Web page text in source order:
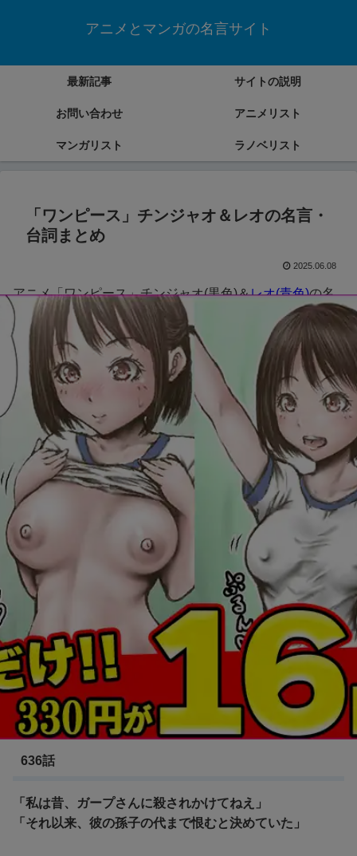
アニメとマンガの名言サイト
最新記事 サイトの説明
お問い合わせ アニメリスト
マンガリスト ラノベリスト
「ワンピース」チンジャオ＆レオの名言・
台詞まとめ
2025.06.08
アニメ「ワンピース」チンジャオ(黒色)＆レオ(青色)の名
言・台詞をまとめていきます。
ワンピース ドレスローザ編
636話
「私は昔、ガープさんに殺されかけてねえ」
「それ以来、彼の孫子の代まで恨むと決めていた」